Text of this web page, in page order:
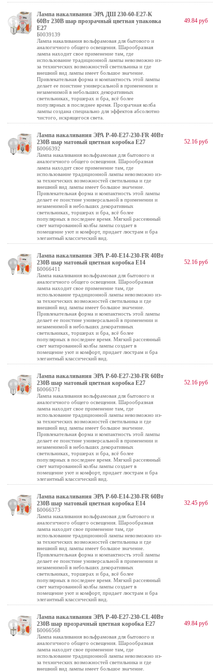
Лампа накаливания ЭРА ДШ 230-60-E27-К
60Вт 230В шар прозрачный цветная упаковка
E27
Б0039139
Лампа накаливания вольфрамовая для бытового и
аналогичного общего освещения. Шарообразная
лампа находит свое применение там, где
использование традиционной лампы невозможно из-
за технических возможностей светильника и где
внешний вид лампы имеет большое значение.
Привлекательная форма и компактность этой лампы
делает ее поистине универсальной в применении и
незаменимой в небольших декоративных
светильниках, торшерах и бра, всё более
популярных в последнее время. Прозрачная колба
лампы создана специально для эффектов абсолютно
чистого, искрящегося света.
49.84 руб
Лампа накаливания ЭРА P-40-E27-230-FR 40Вт
230В шар матовый цветная коробка Е27
Б0066392
Лампа накаливания вольфрамовая для бытового и
аналогичного общего освещения. Шарообразная
лампа находит свое применение там, где
использование традиционной лампы невозможно из-
за технических возможностей светильника и где
внешний вид лампы имеет большое значение.
Привлекательная форма и компактность этой лампы
делает ее поистине универсальной в применении и
незаменимой в небольших декоративных
светильниках, торшерах и бра, всё более
популярных в последнее время. Мягкий рассеянный
свет матированной колбы лампы создает в
помещение уют и комфорт, придает люстрам и бра
элегантный классический вид.
52.16 руб
Лампа накаливания ЭРА P-40-E14-230-FR 40Вт
230В шар матовый цветная коробка Е14
Б0066411
Лампа накаливания вольфрамовая для бытового и
аналогичного общего освещения. Шарообразная
лампа находит свое применение там, где
использование традиционной лампы невозможно из-
за технических возможностей светильника и где
внешний вид лампы имеет большое значение.
Привлекательная форма и компактность этой лампы
делает ее поистине универсальной в применении и
незаменимой в небольших декоративных
светильниках, торшерах и бра, всё более
популярных в последнее время. Мягкий рассеянный
свет матированной колбы лампы создает в
помещение уют и комфорт, придает люстрам и бра
элегантный классический вид.
52.16 руб
Лампа накаливания ЭРА P-60-E27-230-FR 60Вт
230В шар матовый цветная коробка Е27
Б0066371
Лампа накаливания вольфрамовая для бытового и
аналогичного общего освещения. Шарообразная
лампа находит свое применение там, где
использование традиционной лампы невозможно из-
за технических возможностей светильника и где
внешний вид лампы имеет большое значение.
Привлекательная форма и компактность этой лампы
делает ее поистине универсальной в применении и
незаменимой в небольших декоративных
светильниках, торшерах и бра, всё более
популярных в последнее время. Мягкий рассеянный
свет матированной колбы лампы создает в
помещение уют и комфорт, придает люстрам и бра
элегантный классический вид.
52.16 руб
Лампа накаливания ЭРА P-60-E14-230-FR 60Вт
230В шар матовый цветная коробка Е14
Б0066373
Лампа накаливания вольфрамовая для бытового и
аналогичного общего освещения. Шарообразная
лампа находит свое применение там, где
использование традиционной лампы невозможно из-
за технических возможностей светильника и где
внешний вид лампы имеет большое значение.
Привлекательная форма и компактность этой лампы
делает ее поистине универсальной в применении и
незаменимой в небольших декоративных
светильниках, торшерах и бра, всё более
популярных в последнее время. Мягкий рассеянный
свет матированной колбы лампы создает в
помещение уют и комфорт, придает люстрам и бра
элегантный классический вид.
32.45 руб
Лампа накаливания ЭРА P-40-E27-230-CL 40Вт
230В шар прозрачный цветная коробка Е27
Б0066568
Лампа накаливания вольфрамовая для бытового и
аналогичного общего освещения. Шарообразная
лампа находит свое применение там, где
использование традиционной лампы невозможно из-
за технических возможностей светильника и где
внешний вид лампы имеет большое значение.
49.84 руб